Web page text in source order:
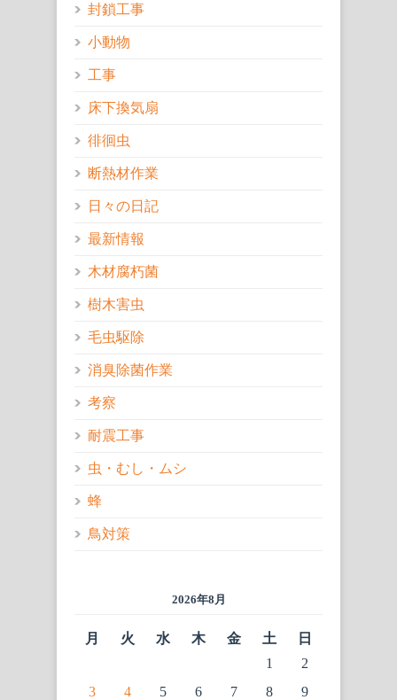
封鎖工事
小動物
工事
床下換気扇
徘徊虫
断熱材作業
日々の日記
最新情報
木材腐朽菌
樹木害虫
毛虫駆除
消臭除菌作業
考察
耐震工事
虫・むし・ムシ
蜂
鳥対策
2026年8月
月 火 水 木 金 土
日
1
2
3
4 5 6 7 8
9